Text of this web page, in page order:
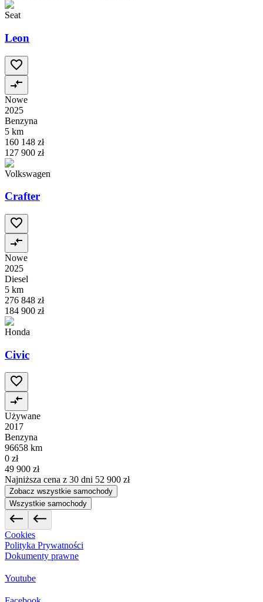
Seat
Leon
Nowe
2025
Benzyna
5 km
160 148 zł
127 900 zł
Volkswagen
Crafter
Nowe
2025
Diesel
5 km
276 848 zł
184 900 zł
Honda
Civic
Używane
2017
Benzyna
96658 km
0 zł
49 900 zł
Najniższa cena z 30 dni 52 900 zł
Zobacz wszystkie samochody
Wszystkie samochody
Cookies
Polityka Prywatności
Dokumenty prawne
Youtube